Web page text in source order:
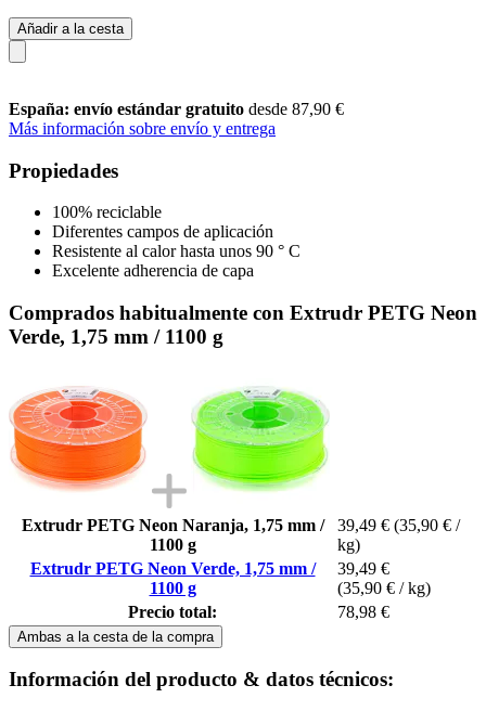
Añadir a la cesta
España: envío estándar gratuito desde 87,90 €
Más información sobre envío y entrega
Propiedades
100% reciclable
Diferentes campos de aplicación
Resistente al calor hasta unos 90 ° C
Excelente adherencia de capa
Comprados habitualmente con Extrudr PETG Neon
Verde, 1,75 mm / 1100 g
Extrudr PETG Neon Naranja, 1,75 mm /
1100 g
39,49 € (35,90 € /
kg)
Extrudr PETG Neon Verde, 1,75 mm /
1100 g
39,49 €
(35,90 € / kg)
Precio total:
78,98 €
Ambas a la cesta de la compra
Información del producto & datos técnicos: